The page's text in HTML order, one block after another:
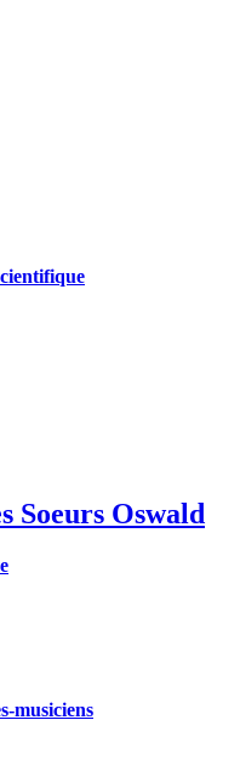
Soeurs Oswald
musiciens